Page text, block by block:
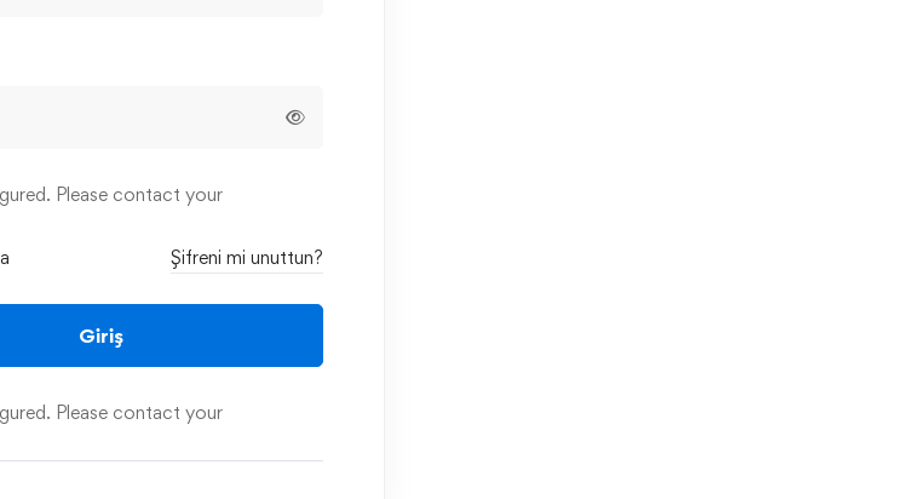
Please contact your
Şifreni mi unuttun?
Giriş
Please contact your